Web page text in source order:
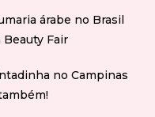
árabe no Brasil
Fair
no Campinas